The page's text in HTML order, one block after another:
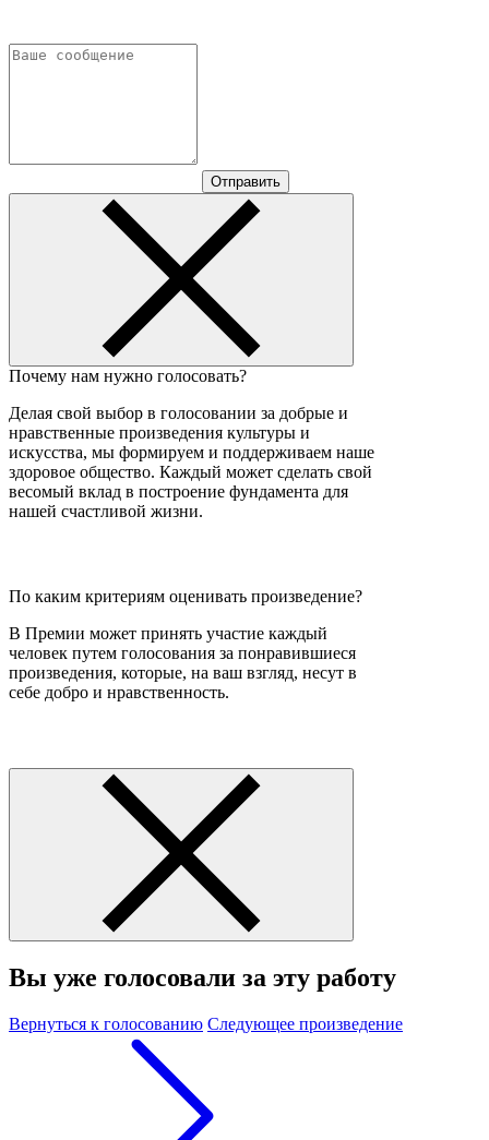
Отправить
Почему нам нужно голосовать?
Делая свой выбор в голосовании за добрые и
нравственные произведения культуры и
искусства, мы формируем и поддерживаем наше
здоровое общество. Каждый может сделать свой
весомый вклад в построение фундамента для
нашей счастливой жизни.
По каким критериям оценивать произведение?
В Премии может принять участие каждый
человек путем голосования за понравившиеся
произведения, которые, на ваш взгляд, несут в
себе добро и нравственность.
Вы уже голосовали за эту работу
Вернуться к голосованию Следующее произведение